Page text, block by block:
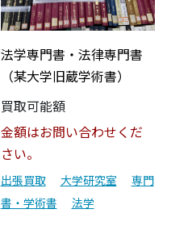
法学専門書・法律専門書
（某大学旧蔵学術書）
買取可能額
金額はお問い合わせくだ
さい。
出張買取 大学研究室
専門
書・学術書
法学